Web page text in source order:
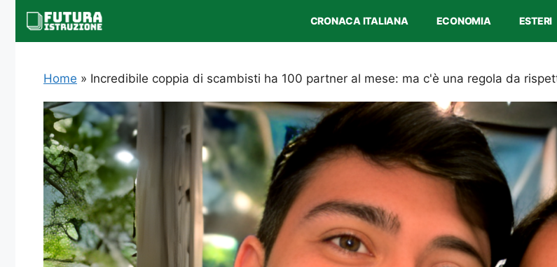
contenuto
CRONACA ITALIANA ECONOMIA ESTERI
Home » Incredibile coppia di scambisti ha 100 partner al mese: ma c'è una regola da